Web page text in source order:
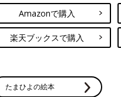
では、オリジナルアイテム
ィズニーとのコラボアイテ
を集めているとのこと。ぜ
チェックしてみてください
ンク先は、削除される場合
Amazonで購入
楽天ブックスで購入
たまひよの絵本